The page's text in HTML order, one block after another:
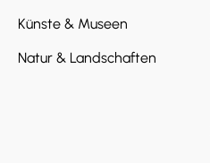
Künste & Museen
Natur & Landschaften